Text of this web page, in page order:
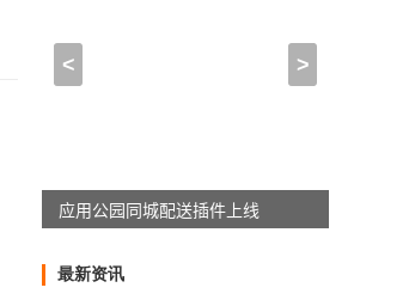
< >
应用公园移动互联网解决方案上线
最新资讯